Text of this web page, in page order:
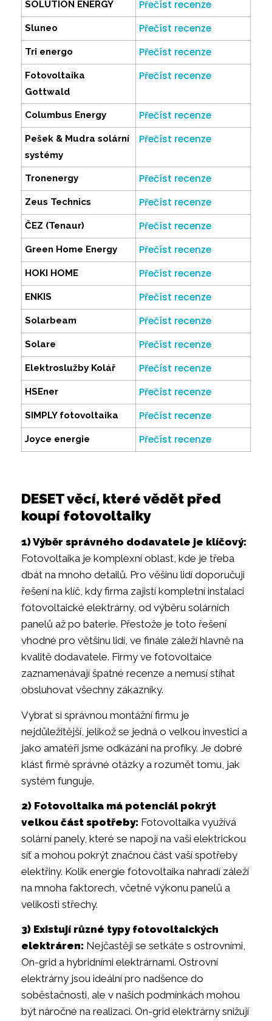
SOLUTION ENERGY Přečíst recenze
Sluneo Přečíst recenze
Tri energo Přečíst recenze
Fotovoltaika
Gottwald
Přečíst recenze
Columbus Energy Přečíst recenze
Pešek & Mudra solární
systémy
Přečíst recenze
Tronenergy Přečíst recenze
Zeus Technics Přečíst recenze
ČEZ (Tenaur) Přečíst recenze
Green Home Energy Přečíst recenze
HOKI HOME Přečíst recenze
ENKIS Přečíst recenze
Solarbeam Přečíst recenze
Solare Přečíst recenze
Elektroslužby Kolář Přečíst recenze
HSEner Přečíst recenze
SIMPLY fotovoltaika Přečíst recenze
Joyce energie Přečíst recenze
DESET věcí, které vědět před
koupí fotovoltaiky
1) Výběr správného dodavatele je klíčový:
Fotovoltaika je komplexní oblast, kde je třeba
dbát na mnoho detailů. Pro věšinu lidí doporučuji
řešení na klíč, kdy firma zajistí kompletní instalaci
fotovoltaické elektrárny, od výběru solárních
panelů až po baterie. Přestože je toto řešení
vhodné pro většinu lidí, ve finále záleží hlavně na
kvalitě dodavatele. Firmy ve fotovoltaice
zaznamenávají špatné recenze a nemusí stíhat
obsluhovat všechny zákazníky.
Vybrat si správnou montážní firmu je
nejdůležitější, jelikož se jedná o velkou investici a
jako amatéři jsme odkázáni na profíky. Je dobré
klást firmě správné otázky a rozumět tomu, jak
systém funguje.
2) Fotovoltaika má potenciál pokrýt
velkou část spotřeby: Fotovoltaika využívá
solární panely, které se napojí na vaši elektrickou
síť a mohou pokrýt značnou část vaší spotřeby
elektřiny. Kolik energie fotovoltaika nahradí záleží
na mnoha faktorech, včetně výkonu panelů a
velikosti střechy.
3) Existují různé typy fotovoltaických
elektráren: Nejčastěji se setkáte s ostrovními,
On-grid a hybridními elektrárnami. Ostrovní
elektrárny jsou ideální pro nadšence do
soběstačnosti, ale v našich podmínkách mohou
být náročné na realizaci. On-grid elektrárny snižují